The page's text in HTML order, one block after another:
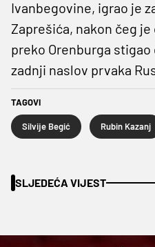
Ivanbegovine, igrao je
Zaprešića, nakon čeg
preko Orenburga
zadnji naslov prvaka
TAGOVI
Silvije Begić Rubin Kazanj
SLJEDEĆA VIJEST